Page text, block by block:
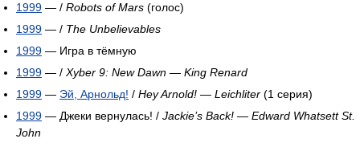
1999 — / Robots of Mars (голос)
1999 — / The Unbelievables
1999 — Игра в тёмную
1999 — / Xyber 9: New Dawn — King Renard
1999 — Эй, Арнольд! / Hey Arnold! — Leichliter (1 серия)
1999 — Джеки вернулась! / Jackie’s Back! — Edward Whatsett St.
John